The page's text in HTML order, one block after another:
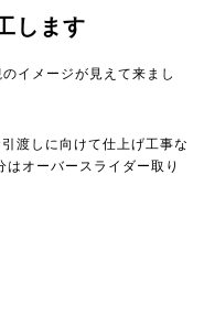
します
イメージが見えて来まし
渡しに向けて仕上げ工事な
オーバースライダー取り